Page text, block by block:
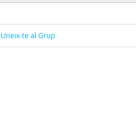
Uneix-te al Grup